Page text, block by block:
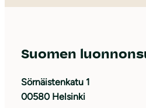
Suomen
Sörnäistenkatu 1
00580 Helsinki